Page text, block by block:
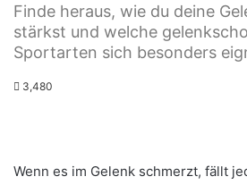
Finde heraus, wie du deine
stärkst und welche
Sportarten sich besonders
3,480
Wenn es im Gelenk schmerzt, fällt